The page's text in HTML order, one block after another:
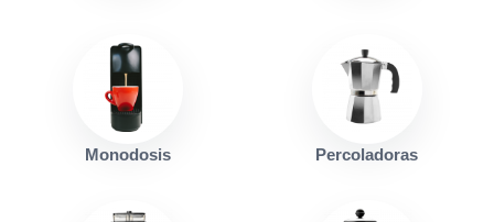
Monodosis Percoladoras